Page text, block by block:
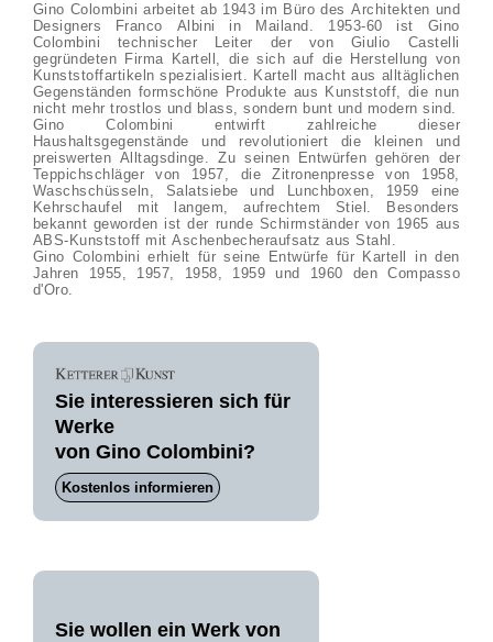
Gino Colombini arbeitet ab 1943 im Büro des Architekten und
Designers Franco Albini in Mailand. 1953-60 ist Gino
Colombini technischer Leiter der von Giulio Castelli
gegründeten Firma Kartell, die sich auf die Herstellung von
Kunststoffartikeln spezialisiert. Kartell macht aus alltäglichen
Gegenständen formschöne Produkte aus Kunststoff, die nun
nicht mehr trostlos und blass, sondern bunt und modern sind.
Gino Colombini entwirft zahlreiche dieser
Haushaltsgegenstände und revolutioniert die kleinen und
preiswerten Alltagsdinge. Zu seinen Entwürfen gehören der
Teppichschläger von 1957, die Zitronenpresse von 1958,
Waschschüsseln, Salatsiebe und Lunchboxen, 1959 eine
Kehrschaufel mit langem, aufrechtem Stiel. Besonders
bekannt geworden ist der runde Schirmständer von 1965 aus
ABS-Kunststoff mit Aschenbecheraufsatz aus Stahl.
Gino Colombini erhielt für seine Entwürfe für Kartell in den
Jahren 1955, 1957, 1958, 1959 und 1960 den Compasso
d'Oro.
Sie interessieren sich für
Werke
von Gino Colombini?
Kostenlos informieren
Sie wollen ein Werk von